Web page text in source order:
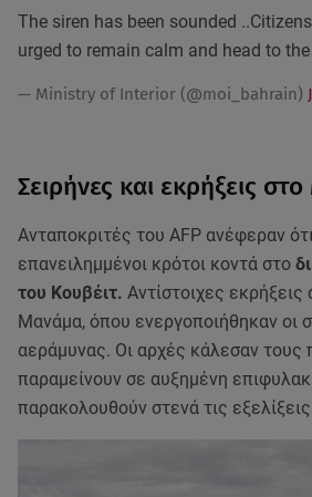
The siren has been sounded
urged to remain calm and head to
— Ministry of Interior (@moi_bahrain)
Σειρήνες και εκρήξεις
Ανταποκριτές του AFP ανέφεραν
επανειλημμένοι κρότοι κοντά στο
του Κουβέιτ. Αντίστοιχες
Μανάμα, όπου ενεργοποιήθηκαν οι
αεράμυνας. Οι αρχές κάλεσαν τους
παραμείνουν σε αυξημένη
παρακολουθούν στενά τις